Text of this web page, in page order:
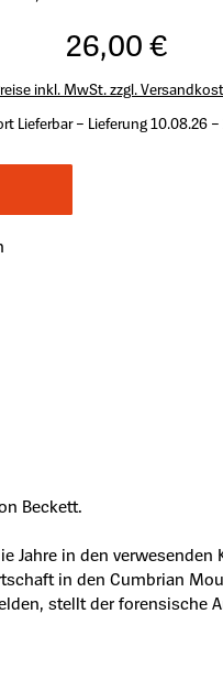
26,00 €
inkl. MwSt. zzgl.
Lieferbar – Lieferung 10.08.26 –
Beckett.
Jahre in den verwesenden
in den Cumbrian
stellt der forensische